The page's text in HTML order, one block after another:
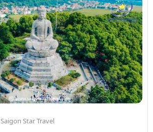
Saigon Star Travel